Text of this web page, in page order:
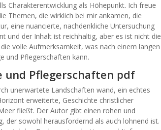
Charakterentwicklung als Höhepunkt. Ich freue
Themen, die wirklich bei mir ankamen, die
eine nuancierte, nachdenkliche Untersuchung
und der Inhalt ist reichhaltig, aber es ist nicht die
volle Aufmerksamkeit, was nach einem langen
und Pflegerschaften kann.
und Pflegerschaften pdf
unerwartete Landschaften wand, ein echtes
erweiterte, Geschichte christlicher
fließt. Der Autor gibt einen rohen und
der sowohl herausfordernd als auch lohnend ist.